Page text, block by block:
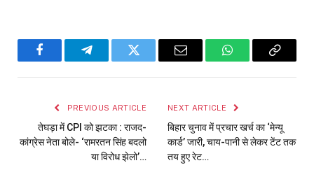
FacebookTelegramTwitter Email WhatsAppCopy
PREVIOUS ARTICLE
तेघड़ा में CPI को झटका : राजद-
कांग्रेस नेता बोले- ‘रामरतन सिंह बदलो
या विरोध झेलो’…
NEXT ARTICLE
बिहार चुनाव में प्रचार खर्च का ‘मेन्यू
कार्ड’ जारी, चाय-पानी से लेकर टेंट तक
तय हुए रेट…